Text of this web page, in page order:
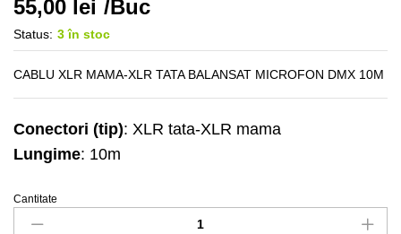
55,00 lei /Buc
Status: 3 în stoc
CABLU XLR MAMA-XLR TATA BALANSAT MICROFON DMX 10M
Conectori (tip): XLR tata-XLR mama
Lungime: 10m
Cablu
XLR
Cantitate